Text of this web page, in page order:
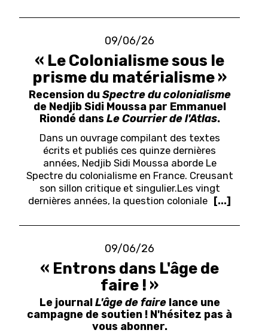
09/06/26
« Le Colonialisme sous le
prisme du matérialisme »
Recension duSpectre du colonialisme
de Nedjib Sidi Moussa par Emmanuel
Riondé dans Le Courrier de l'Atlas.
Dans un ouvrage compilant des textes
écrits et publiés ces quinze dernières
années, Nedjib Sidi Moussa aborde Le
Spectre du colonialisme en France. Creusant
son sillon critique et singulier.Les vingt
dernières années, la question coloniale
[...]
09/06/26
« Entrons dans L'âge de
faire ! »
Le journalL'âge de faire lance une
campagne de soutien ! N'hésitez pas à
vous abonner.